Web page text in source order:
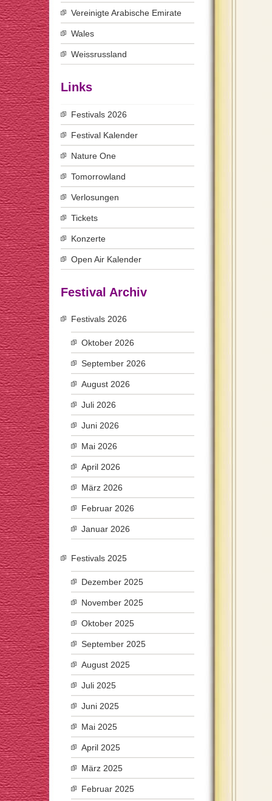
Vereinigte Arabische Emirate
Wales
Weissrussland
Links
Festivals 2026
Festival Kalender
Nature One
Tomorrowland
Verlosungen
Tickets
Konzerte
Open Air Kalender
Festival Archiv
Festivals 2026
Oktober 2026
September 2026
August 2026
Juli 2026
Juni 2026
Mai 2026
April 2026
März 2026
Februar 2026
Januar 2026
Festivals 2025
Dezember 2025
November 2025
Oktober 2025
September 2025
August 2025
Juli 2025
Juni 2025
Mai 2025
April 2025
März 2025
Februar 2025